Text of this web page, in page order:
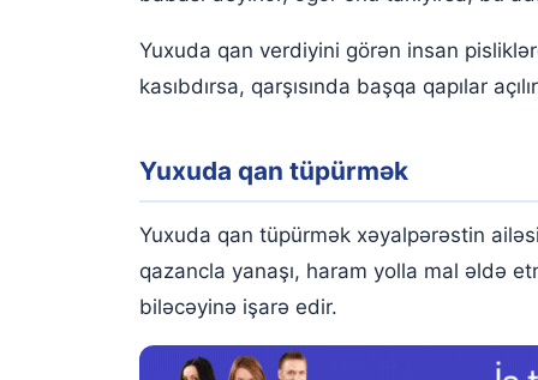
Yuxuda qan verdiyini görən insan
kasıbdırsa, qarşısında başqa qapılar
Yuxuda qan tüpürmək
Yuxuda qan tüpürmək xəyalpərəstin
qazancla yanaşı, haram yolla mal əldə
biləcəyinə işarə edir.